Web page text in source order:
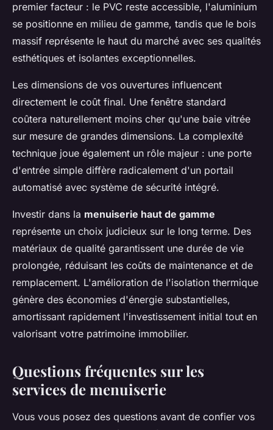
premier facteur : le PVC reste accessible, l'aluminium
se positionne en milieu de gamme, tandis que le bois
massif représente le haut du marché avec ses qualités
esthétiques et isolantes exceptionnelles.
Les dimensions de vos ouvertures influencent
directement le coût final. Une fenêtre standard
coûtera naturellement moins cher qu'une baie vitrée
sur mesure de grandes dimensions. La complexité
technique joue également un rôle majeur : une porte
d'entrée simple diffère radicalement d'un portail
automatisé avec système de sécurité intégré.
Investir dans la menuiserie haut de gamme
représente un choix judicieux sur le long terme. Des
matériaux de qualité garantissent une durée de vie
prolongée, réduisant les coûts de maintenance et de
remplacement. L'amélioration de l'isolation thermique
génère des économies d'énergie substantielles,
amortissant rapidement l'investissement initial tout en
valorisant votre patrimoine immobilier.
Questions fréquentes sur les
services de menuiserie
Vous vous posez des questions avant de confier vos